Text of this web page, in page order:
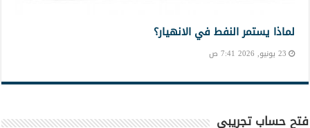
لماذا يستمر النفط في الانهيار؟
23 يونيو, 2026 7:41 ص
فتح حساب تجريبي